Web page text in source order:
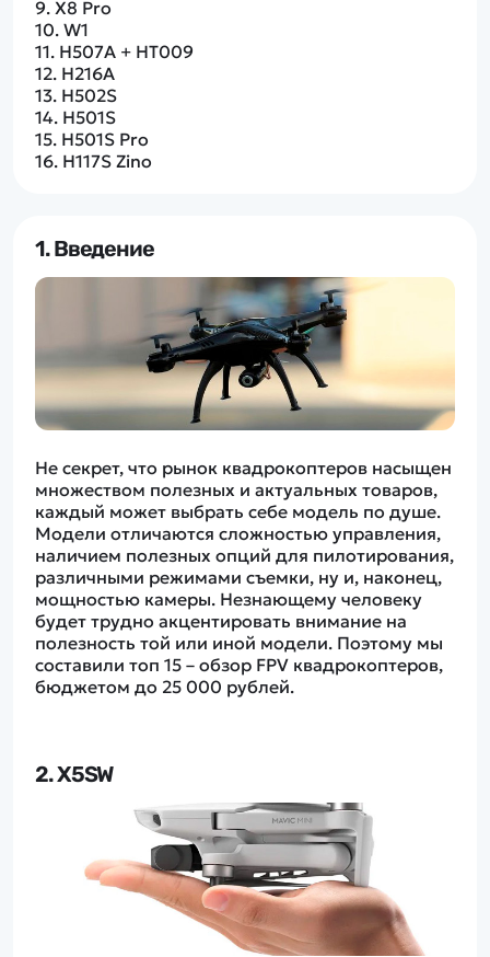
9.X8 Pro
10. W1
11. H507A + HT009
12. H216A
13. H502S
14. H501S
15. H501S Pro
16. H117S Zino
1. Введение
Не секрет, что рынок квадрокоптеров насыщен
множеством полезных и актуальных товаров,
каждый может выбрать себе модель по душе.
Модели отличаются сложностью управления,
наличием полезных опций для пилотирования,
различными режимами съемки, ну и, наконец,
мощностью камеры. Незнающему человеку
будет трудно акцентировать внимание на
полезность той или иной модели. Поэтому мы
составили топ 15 – обзор FPV квадрокоптеров,
бюджетом до 25 000 рублей.
2. X5SW
Дополнительный способ связи
WhatsApp/Мобильный
Есть вопрос? Можем связаться с вами
Наши соцсети:
Каталог
Квадрокоптеры
Машинки
Танки
Вертолеты
Катера
Роботы
Самолеты
Сборные модели
Детские электромобили
Спецтехника
Запчасти для моделей
Информация
Оптовые продажи
Блог
Статьи про беспилотники
Обзор квадрокоптеров
Аренда Квадрокоптеров
Покупка в кредит
Покупателю
Контакты
Оплата и доставка
Помощь
Отследить заказ
Оплата на сайте